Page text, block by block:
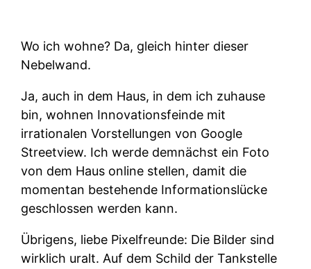
Wo ich wohne? Da, gleich hinter dieser
Nebelwand.
Ja, auch in dem Haus, in dem ich zuhause
bin, wohnen Innovationsfeinde mit
irrationalen Vorstellungen von Google
Streetview. Ich werde demnächst ein Foto
von dem Haus online stellen, damit die
momentan bestehende Informationslücke
geschlossen werden kann.
Übrigens, liebe Pixelfreunde: Die Bilder sind
wirklich uralt. Auf dem Schild der Tankstelle